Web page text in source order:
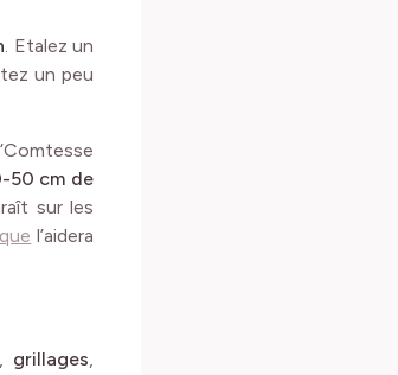
. Etalez un
un peu
50 cm de
sur les
l’aidera
, grillages,